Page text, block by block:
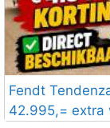
Fendt
42.995,= extra